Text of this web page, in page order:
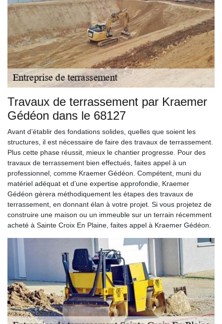
Travaux de terrassement par Kraemer
Gédéon dans le 68127
Avant d’établir des fondations solides, quelles que soient les
structures, il est nécessaire de faire des travaux de terrassement.
Plus cette phase réussit, mieux le chantier progresse. Pour des
travaux de terrassement bien effectués, faites appel à un
professionnel, comme Kraemer Gédéon. Compétent, muni du
matériel adéquat et d’une expertise approfondie, Kraemer
Gédéon gèrera méthodiquement les étapes des travaux de
terrassement, en donnant élan à votre projet. Si vous projetez de
construire une maison ou un immeuble sur un terrain récemment
acheté à Sainte Croix En Plaine, faites appel à Kraemer Gédéon.